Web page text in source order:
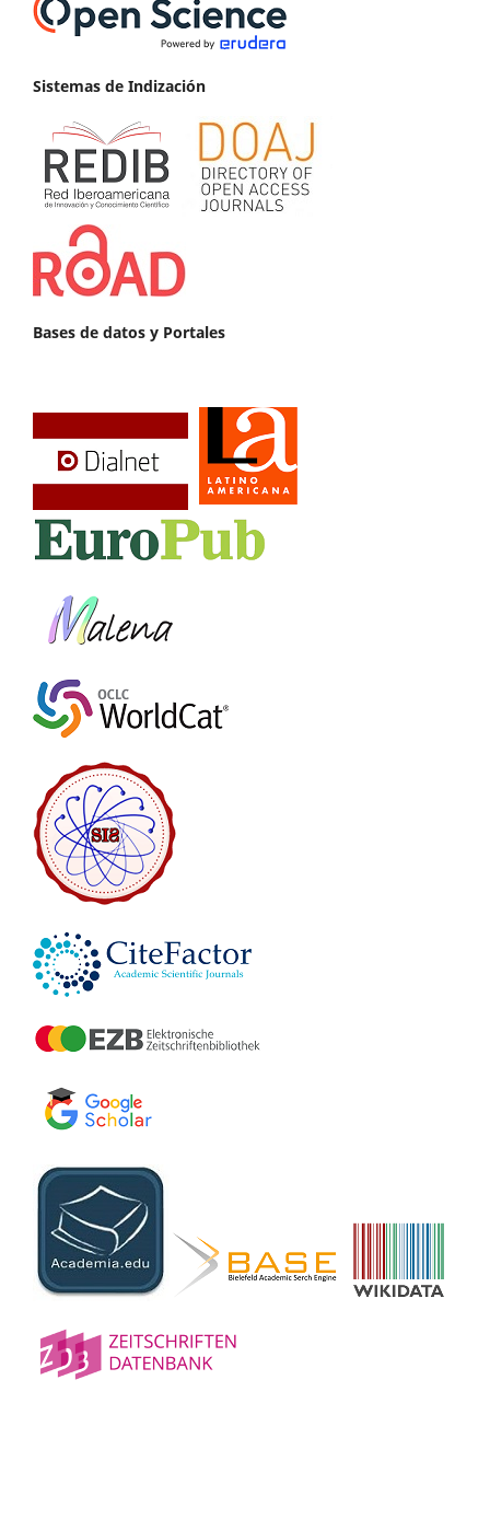
Sistemas de Indización
Bases de datos y Portales